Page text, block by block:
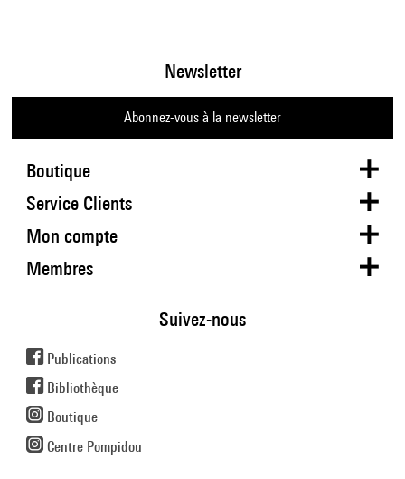
Boutique
Newsletter
Abonnez-vous à la newsletter
Service Clients
Mon compte
Membres
Suivez-nous
Publications
Bibliothèque
Boutique
Centre Pompidou